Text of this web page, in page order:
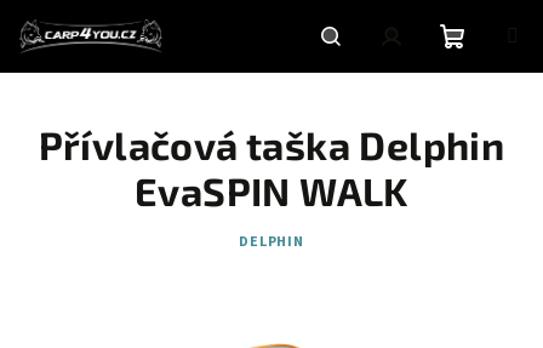
obsah
HledatPřihlášeníNákupní
košík
Přívlačová taška Delphin
EvaSPIN WALK
DELPHIN